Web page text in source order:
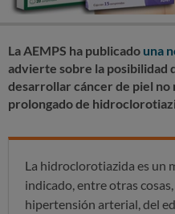
La AEMPS ha publicado una
advierte sobre la posibilidad
desarrollar cáncer de piel no
prolongado de
La hidroclorotiazida es un
indicado, entre otras
hipertensión arterial, del